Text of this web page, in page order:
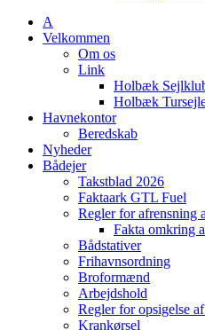
A
Velkommen
Om os
Link
Holbæk
Holbæk
Havnekontor
Beredskab
Nyheder
Bådejer
Takstblad 2026
Faktaark GTL Fuel
Regler for afrensning
Fakta omkring
Bådstativer
Frihavnsordning
Broformænd
Arbejdshold
Regler for opsigelse
Krankørsel